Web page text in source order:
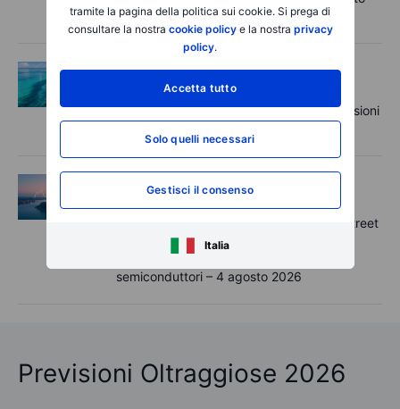
tramite la pagina della politica sui cookie. Si prega di
consultare la nostra cookie policye la nostra privacy
policy.
Accetta tutto
Solo quelli necessari
Gestisci il consenso
Italia
2026
Opzioni
Martedì 04 agosto 2026, ore
Options Brief - Rally delle mega-cap, tensioni
Macro
Martedì 04 agosto 2026, ore
Rapida panoramica del mercato – Wall Street
sfiora un nuovo massimo storico mentre
persistono le tensioni sui titoli asiatici dei
semiconduttori – 4 agosto 2026
Previsioni Oltraggiose 2026